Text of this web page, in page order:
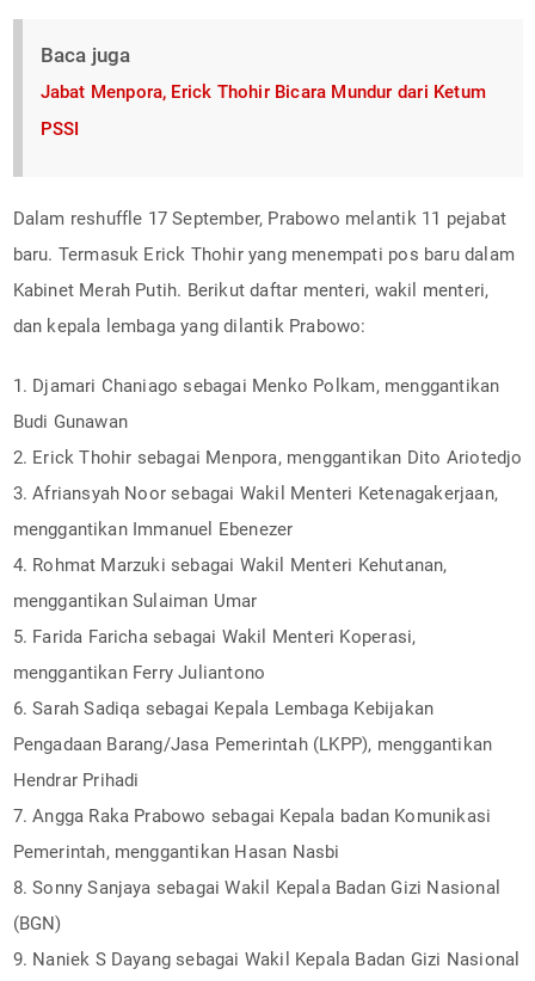
Baca juga
Jabat Menpora, Erick Thohir Bicara Mundur dari Ketum
PSSI
Dalam reshuffle 17 September, Prabowo melantik 11 pejabat
baru. Termasuk Erick Thohir yang menempati pos baru dalam
Kabinet Merah Putih. Berikut daftar menteri, wakil menteri,
dan kepala lembaga yang dilantik Prabowo:
1. Djamari Chaniago sebagai Menko Polkam, menggantikan
Budi Gunawan
2. Erick Thohir sebagai Menpora, menggantikan Dito Ariotedjo
3. Afriansyah Noor sebagai Wakil Menteri Ketenagakerjaan,
menggantikan Immanuel Ebenezer
4. Rohmat Marzuki sebagai Wakil Menteri Kehutanan,
menggantikan Sulaiman Umar
5. Farida Faricha sebagai Wakil Menteri Koperasi,
menggantikan Ferry Juliantono
6. Sarah Sadiqa sebagai Kepala Lembaga Kebijakan
Pengadaan Barang/Jasa Pemerintah (LKPP), menggantikan
Hendrar Prihadi
7. Angga Raka Prabowo sebagai Kepala badan Komunikasi
Pemerintah, menggantikan Hasan Nasbi
8. Sonny Sanjaya sebagai Wakil Kepala Badan Gizi Nasional
(BGN)
9. Naniek S Dayang sebagai Wakil Kepala Badan Gizi Nasional